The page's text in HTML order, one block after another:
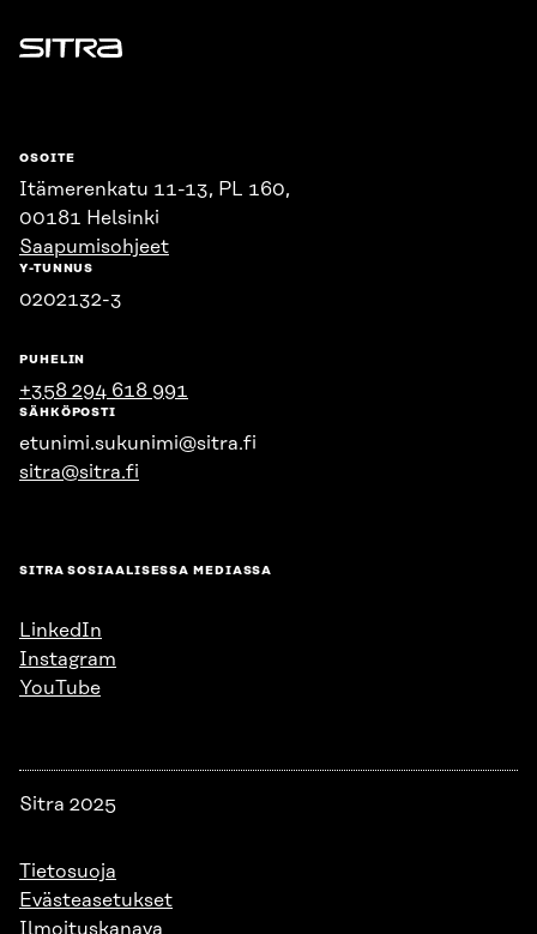
Sitra
OSOITE
Itämerenkatu 11-13, PL 160,
00181 Helsinki
Saapumisohjeet
Y-TUNNUS
0202132-3
PUHELIN
+358 294 618 991
SÄHKÖPOSTI
etunimi.sukunimi@sitra.fi
sitra@sitra.fi
SITRA SOSIAALISESSA MEDIASSA
LinkedIn
Instagram
YouTube
Sitra 2025
Tietosuoja
Evästeasetukset
Ilmoituskanava